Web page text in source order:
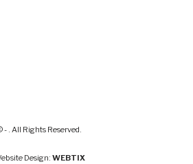
- . All Rights Reserved.
Design: WEBTIX